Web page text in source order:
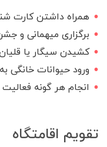
همراه داشتن کارت
برگزاری میهمانی و
کشیدن سیگار یا
ورود حیوانات خانگی
انجام هر گونه
تقویم اقامتگاه